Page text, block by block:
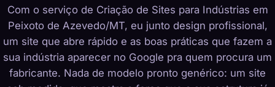
Com o serviço de Criação de Sites para Indústrias em
Peixoto de Azevedo/MT, eu junto design profissional,
um site que abre rápido e as boas práticas que fazem a
sua indústria aparecer no Google pra quem procura um
fabricante. Nada de modelo pronto genérico: um site